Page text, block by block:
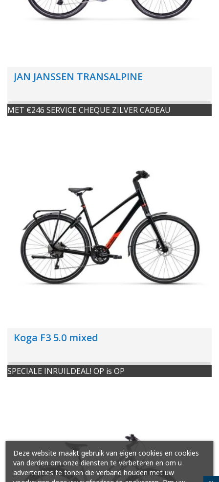
JAN JANSSEN TRANSALPINE
MET €246 SERVICE CHEQUE ZILVER CADEAU
Koga F3 5.0 mixed
SPECIALE INRUILDEAL! OP is OP
Deze website maakt gebruik van eigen cookies en cookies
van derden om onze diensten te verbeteren en om u
advertenties te tonen die verband houden met uw